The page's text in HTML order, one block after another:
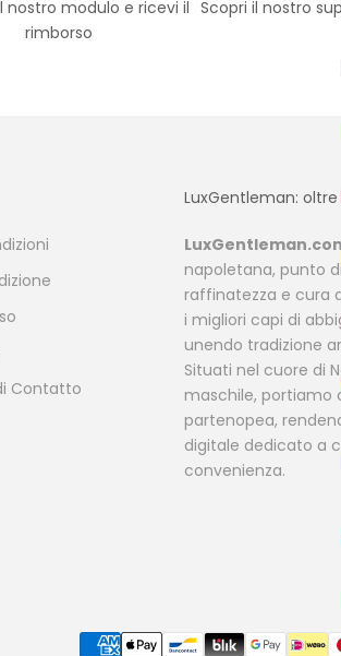
nostro modulo e ricevi il
rimborso
Scopri il nostro
Contatto
LuxGentleman: oltre
napoletana, punto
raffinatezza e cura
i migliori capi di
unendo tradizione
Situati nel cuore di
maschile, portiamo
partenopea,
digitale dedicato a
convenienza.